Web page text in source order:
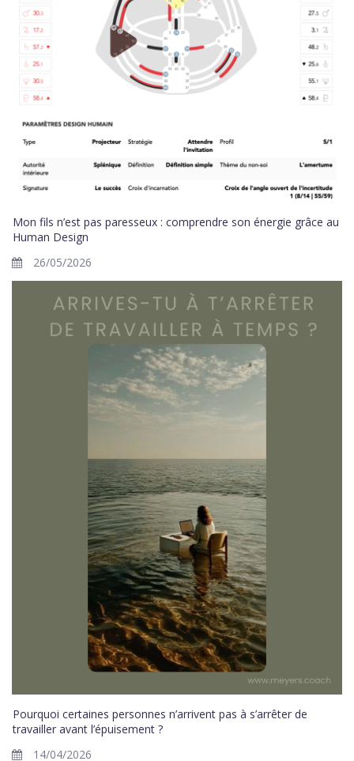
Mon fils n’est pas paresseux : comprendre son énergie grâce au
Human Design
26/05/2026
Pourquoi certaines personnes n’arrivent pas à s’arrêter de
travailler avant l’épuisement ?
14/04/2026